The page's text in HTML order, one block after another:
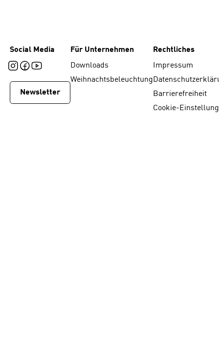
Social Media
Newsletter
Für Unternehmen
Downloads
Weihnachtsbeleuchtung
Rechtliches
Impressum
Barrierefreiheit
Cookie-